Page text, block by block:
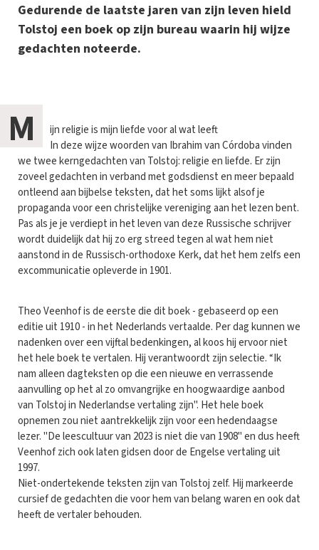
Gedurende de laatste jaren van zijn leven hield
Tolstoj een boek op zijn bureau waarin hij wijze
gedachten noteerde.
M
ijn religie is mijn liefde voor al wat leeft
In deze wijze woorden van Ibrahim van Córdoba vinden
we twee kerngedachten van Tolstoj: religie en liefde. Er zijn
zoveel gedachten in verband met godsdienst en meer bepaald
ontleend aan bijbelse teksten, dat het soms lijkt alsof je
propaganda voor een christelijke vereniging aan het lezen bent.
Pas als je je verdiept in het leven van deze Russische schrijver
wordt duidelijk dat hij zo erg streed tegen al wat hem niet
aanstond in de Russisch-orthodoxe Kerk, dat het hem zelfs een
excommunicatie opleverde in 1901.
Theo Veenhof is de eerste die dit boek - gebaseerd op een
editie uit 1910 - in het Nederlands vertaalde. Per dag kunnen we
nadenken over een vijftal bedenkingen, al koos hij ervoor niet
het hele boek te vertalen. Hij verantwoordt zijn selectie. “Ik
nam alleen dagteksten op die een nieuwe en verrassende
aanvulling op het al zo omvangrijke en hoogwaardige aanbod
van Tolstoj in Nederlandse vertaling zijn". Het hele boek
opnemen zou niet aantrekkelijk zijn voor een hedendaagse
lezer. "De leescultuur van 2023 is niet die van 1908" en dus heeft
Veenhof zich ook laten gidsen door de Engelse vertaling uit
1997.
Niet-ondertekende teksten zijn van Tolstoj zelf. Hij markeerde
cursief de gedachten die voor hem van belang waren en ook dat
heeft de vertaler behouden.